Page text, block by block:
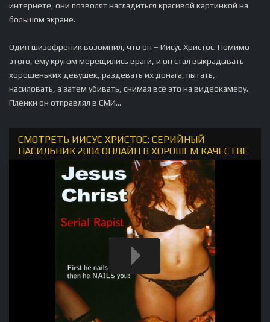
интернете, они позволят насладиться красивой картинкой на
большом экране.
Один шизофреник возомнил, что он – Иисус Христос. Помимо
этого, ему кругом мерещились враги, и он стал выкрадывать
хорошеньких девушек, раздевать их донага, пытать,
насиловать, а затем убивать, снимая всё это на видеокамеру.
Плёнки он отправлял в СМИ…
СМОТРЕТЬ ИИСУС ХРИСТОС: СЕРИЙНЫЙ
НАСИЛЬНИК 2004 ОНЛАЙН В ХОРОШЕМ КАЧЕСТВЕ